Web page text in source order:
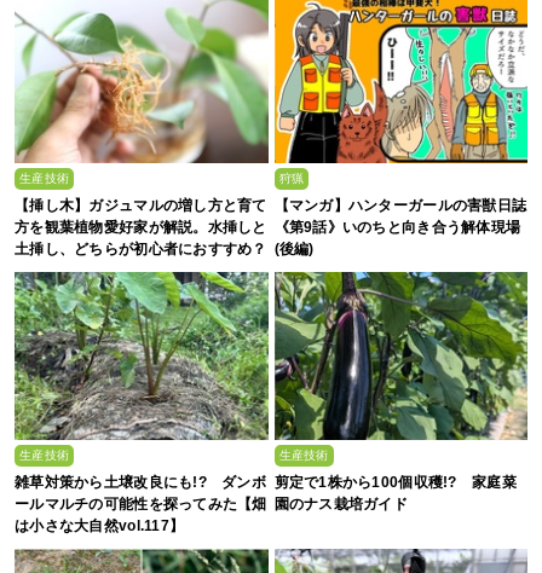
生産技術
【挿し木】ガジュマルの増し方と育て
方を観葉植物愛好家が解説。水挿しと
土挿し、どちらが初心者におすすめ？
狩猟
【マンガ】ハンターガールの害獣日誌
《第9話》いのちと向き合う解体現場
(後編)
生産技術
雑草対策から土壌改良にも!? ダンボ
ールマルチの可能性を探ってみた【畑
は小さな大自然vol.117】
生産技術
剪定で1株から100個収穫!? 家庭菜
園のナス栽培ガイド